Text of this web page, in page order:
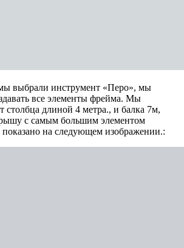
выбрали инструмент «Перо», мы
все элементы фрейма. Мы
столбца длиной 4 метра., и балка 7м,
с самым большим элементом
на следующем изображении.: